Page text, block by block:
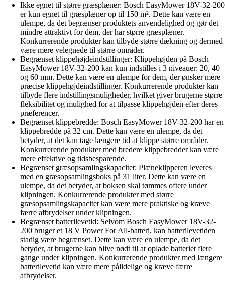
Ikke egnet til større græsplæner: Bosch EasyMower 18V-32-200
er kun egnet til græsplæner op til 150 m². Dette kan være en
ulempe, da det begrænser produktets anvendelighed og gør det
mindre attraktivt for dem, der har større græsplæner.
Konkurrerende produkter kan tilbyde større dækning og dermed
være mere velegnede til større områder.
Begrænset klippehøjdeindstillinger: Klippehøjden på Bosch
EasyMower 18V-32-200 kan kun indstilles i 3 niveauer: 20, 40
og 60 mm. Dette kan være en ulempe for dem, der ønsker mere
præcise klippehøjdeindstillinger. Konkurrerende produkter kan
tilbyde flere indstillingsmuligheder, hvilket giver brugerne større
fleksibilitet og mulighed for at tilpasse klippehøjden efter deres
præferencer.
Begrænset klippebredde: Bosch EasyMower 18V-32-200 har en
klippebredde på 32 cm. Dette kan være en ulempe, da det
betyder, at det kan tage længere tid at klippe større områder.
Konkurrerende produkter med bredere klippebredder kan være
mere effektive og tidsbesparende.
Begrænset græsopsamlingskapacitet: Plæneklipperen leveres
med en græsopsamlingsboks på 31 liter. Dette kan være en
ulempe, da det betyder, at boksen skal tømmes oftere under
klipningen. Konkurrerende produkter med større
græsopsamlingskapacitet kan være mere praktiske og kræve
færre afbrydelser under klipningen.
Begrænset batterilevetid: Selvom Bosch EasyMower 18V-32-
200 bruger et 18 V Power For All-batteri, kan batterilevetiden
stadig være begrænset. Dette kan være en ulempe, da det
betyder, at brugerne kan blive nødt til at oplade batteriet flere
gange under klipningen. Konkurrerende produkter med længere
batterilevetid kan være mere pålidelige og kræve færre
afbrydelser.